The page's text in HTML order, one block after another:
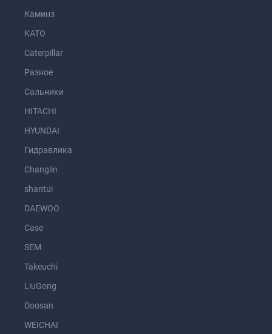
Каминз
KATO
Caterpillar
Разное
Сальники
HITACHI
HYUNDAI
Гидравлика
Changlin
shantui
DAEWOO
Case
SEM
Takeuchi
LiuGong
Doosan
WEICHAI